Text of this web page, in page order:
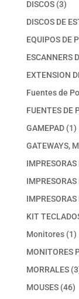
DISCOS 33
DISCOS DE
EQUIPOS DE
ESCANNERS
EXTENSION
Fuentes de
FUENTES DE
GAMEPAD 11
GATEWAYS,
IMPRESORAS
KIT
Monitores 11
MONITORES
MORRALES 3
MOUSES 4646